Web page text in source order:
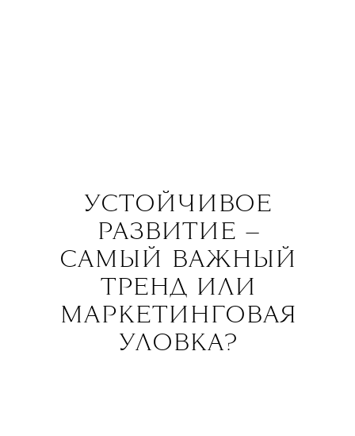
УСТОЙЧИВОЕ
РАЗВИТИЕ —
САМЫЙ ВАЖНЫЙ
ТРЕНД ИЛИ
МАРКЕТИНГОВАЯ
УЛОВКА?